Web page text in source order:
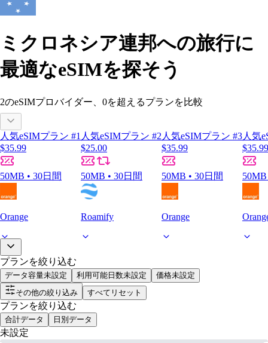
ミクロネシア連邦への旅行に
最適なeSIMを探そう
2のeSIMプロバイダー、 0を超えるプランを比較
人気eSIMプラン #1
$35.99
50MB • 30日間
Orange
人気eSIMプラン #2
$25.00
50MB • 30日間
Roamify
人気eSIMプラン #3
$35.99
50MB • 30日間
Orange
人気
$35.99
プランを絞り込む
データ容量未設定 利用可能日数未設定 価格未設定
その他の絞り込み
すべてリセット
プランを絞り込む
合計データ 日別データ
未設定